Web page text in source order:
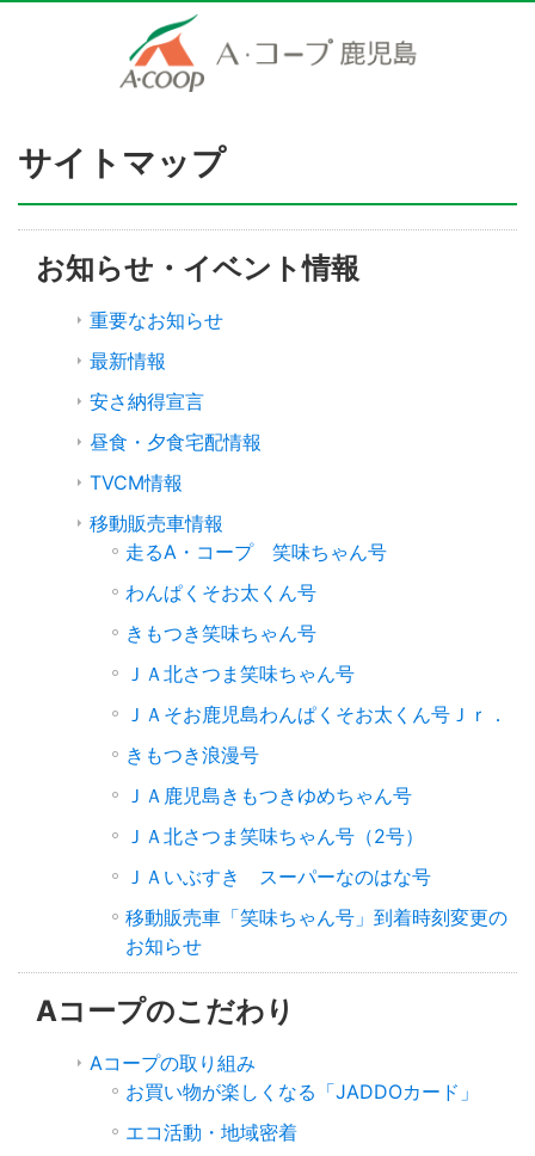
サイトマップ
お知らせ・イベント情報
重要なお知らせ
最新情報
安さ納得宣言
昼食・夕食宅配情報
TVCM情報
移動販売車情報
走るA・コープ 笑味ちゃん号
わんぱくそお太くん号
きもつき笑味ちゃん号
ＪＡ北さつま笑味ちゃん号
ＪＡそお鹿児島わんぱくそお太くん号Ｊｒ．
きもつき浪漫号
ＪＡ鹿児島きもつきゆめちゃん号
ＪＡ北さつま笑味ちゃん号（2号）
ＪＡいぶすき スーパーなのはな号
移動販売車「笑味ちゃん号」到着時刻変更の
お知らせ
Aコープのこだわり
Aコープの取り組み
お買い物が楽しくなる「JADDOカード」
エコ活動・地域密着